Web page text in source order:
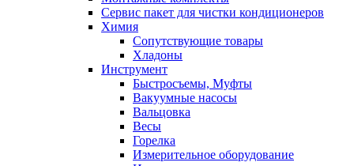
Сервис пакет для чистки кондиционеров
Химия
Сопутствующие товары
Хладоны
Инструмент
Быстросъемы, Муфты
Вакуумные насосы
Вальцовка
Весы
Горелка
Измерительное оборудование